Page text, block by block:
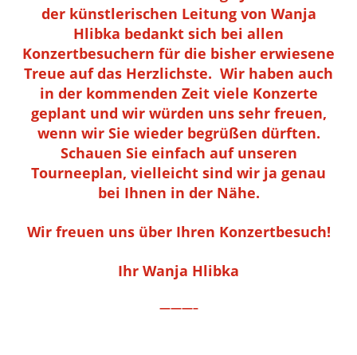
der künstlerischen Leitung von Wanja
Hlibka bedankt sich bei allen
Konzertbesuchern für die bisher erwiesene
Treue auf das Herzlichste. Wir haben auch
in der kommenden Zeit viele Konzerte
geplant und wir würden uns sehr freuen,
wenn wir Sie wieder begrüßen dürften.
Schauen Sie einfach auf unseren
Tourneeplan, vielleicht sind wir ja genau
bei Ihnen in der Nähe.
Wir freuen uns über Ihren Konzertbesuch!
Ihr Wanja Hlibka
———–